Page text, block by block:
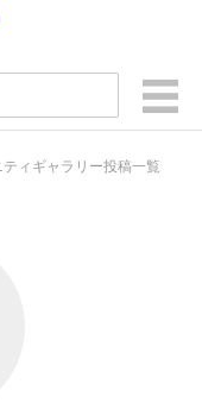
ティギャラリー投稿一覧